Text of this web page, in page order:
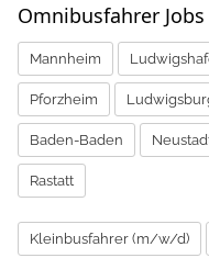
Omnibusfahrer
Mannheim
Pforzheim
Baden-Baden
Rastatt
Kleinbusfahrer (m/w/d)